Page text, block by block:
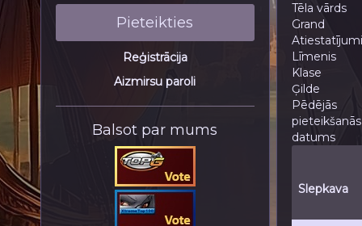
Pieteikties
Reģistrācija
Aizmirsu paroli
Balsot par mums
Tēla vārds
Grand
Atiestatījumi
Līmenis
Klase
Ģilde
Pēdējās
pieteikšanās
datums
Slepkava